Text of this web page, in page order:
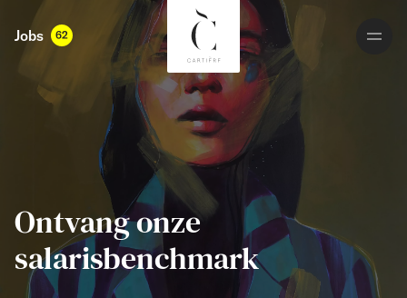
Jobs 62
Ontvang onze
salarisbenchmark